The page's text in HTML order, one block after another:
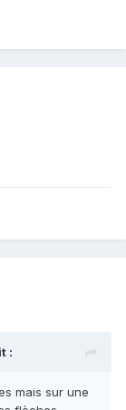
:
mais sur une